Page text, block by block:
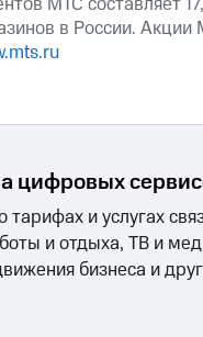
в России.
цифровых
тарифах и услугах
и отдыха, ТВ и
бизнеса и